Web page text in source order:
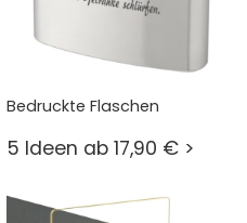
Bedruckte Flaschen
5 Ideen ab 17,90 € >